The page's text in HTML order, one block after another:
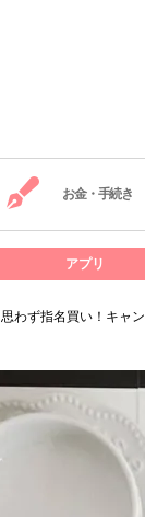
お金・手続き
アプリ
思わず指名買い！キャ